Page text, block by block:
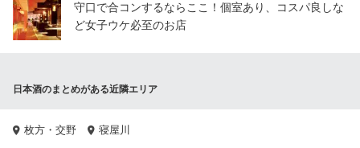
守口で合コンするならここ！個室あり、コスパ良しな
ど女子ウケ必至のお店
日本酒のまとめがある近隣エリア
枚方・交野 寝屋川